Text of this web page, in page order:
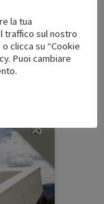
CFP
la tua
traffico sul nostro
clicca su “Cookie
Puoi cambiare